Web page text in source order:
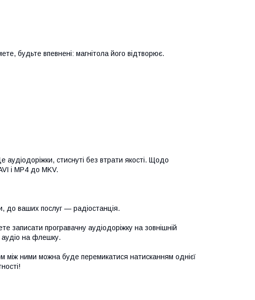
будьте впевнені: магнітола його відтворює.
стиснуті без втрати якості. Щодо
і MP4 до MKV.
до ваших послуг — радіостанція.
записати програвачну аудіодоріжку на зовнішній
аудіо на флешку.
ними можна буде перемикатися натисканням однієї